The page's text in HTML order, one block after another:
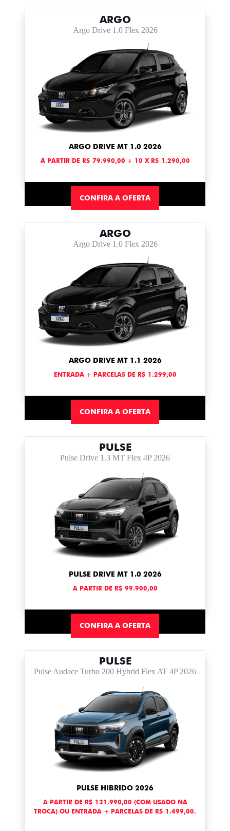
ARGO
Argo Drive 1.0 Flex 2026
ARGO DRIVE MT 1.0 2026
A PARTIR DE R$ 79.990,00 + 10 X R$ 1.290,00
CONFIRA A OFERTA
ARGO
Argo Drive 1.0 Flex 2026
ARGO DRIVE MT 1.1 2026
ENTRADA + PARCELAS DE R$ 1.299,00
CONFIRA A OFERTA
PULSE
Pulse Drive 1.3 MT Flex 4P 2026
PULSE DRIVE MT 1.0 2026
A PARTIR DE R$ 99.900,00
CONFIRA A OFERTA
PULSE
Pulse Audace Turbo 200 Hybrid Flex AT 4P 2026
PULSE HIBRIDO 2026
A PARTIR DE R$ 121.990,00 (COM USADO NA
TROCA) OU ENTRADA + PARCELAS DE R$ 1.499,00.